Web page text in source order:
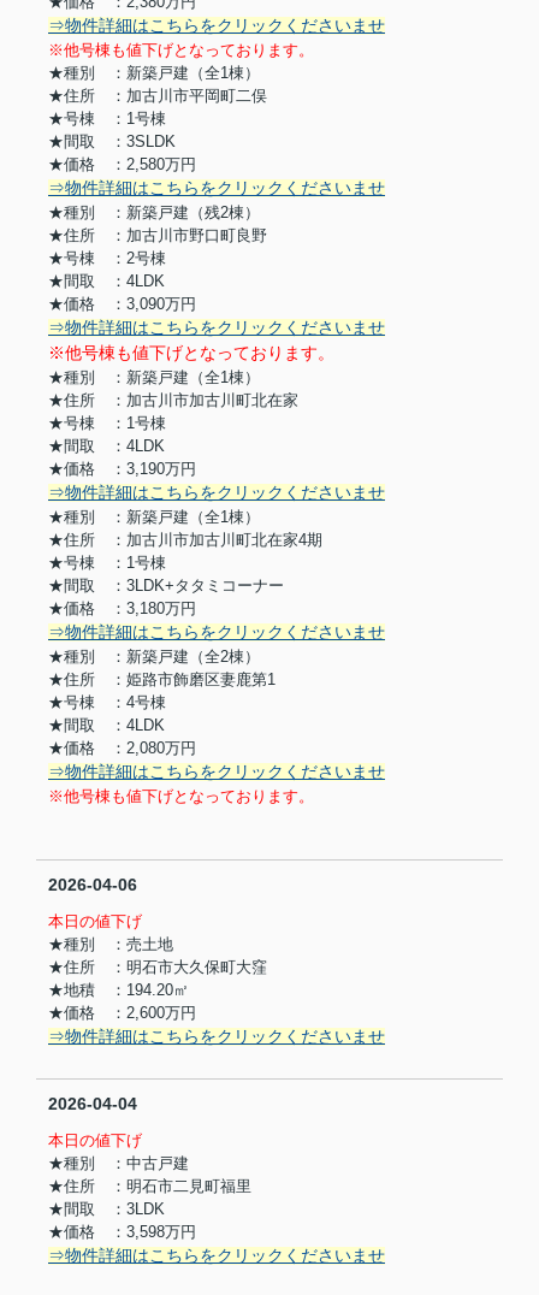
⇒物件詳細はこちらをクリックくださいませ
※他号棟も値下げとなっております。
★種別 ：新築戸建（全1棟）
★住所 ：加古川市平岡町二俣
★号棟 ：1号棟
★間取 ：3SLDK
★価格 ：2,580万円
⇒物件詳細はこちらをクリックくださいませ
★種別 ：新築戸建（残2棟）
★住所 ：加古川市野口町良野
★号棟 ：2号棟
★間取 ：4LDK
★価格 ：3,090万円
⇒物件詳細はこちらをクリックくださいませ
※他号棟も値下げとなっております。
★種別 ：新築戸建（全1棟）
★住所 ：加古川市加古川町北在家
★号棟 ：1号棟
★間取 ：4LDK
★価格 ：3,190万円
⇒物件詳細はこちらをクリックくださいませ
★種別 ：新築戸建（全1棟）
★住所 ：加古川市加古川町北在家4期
★号棟 ：1号棟
★間取 ：3LDK+タタミコーナー
★価格 ：3,180万円
⇒物件詳細はこちらをクリックくださいませ
★種別 ：新築戸建（全2棟）
★住所 ：姫路市飾磨区妻鹿第1
★号棟 ：4号棟
★間取 ：4LDK
★価格 ：2,080万円
⇒物件詳細はこちらをクリックくださいませ
※他号棟も値下げとなっております。
2026-04-06
本日の値下げ
★種別 ：売土地
★住所 ：明石市大久保町大窪
★地積 ：194.20㎡
★価格 ：2,600万円
⇒物件詳細はこちらをクリックくださいませ
2026-04-04
本日の値下げ
★種別 ：中古戸建
★住所 ：明石市二見町福里
★間取 ：3LDK
★価格 ：3,598万円
⇒物件詳細はこちらをクリックくださいませ